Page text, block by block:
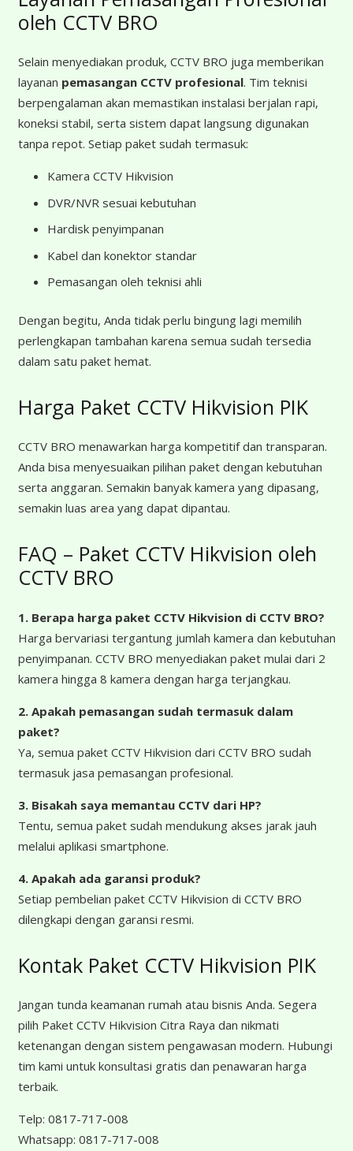
oleh CCTV BRO
Selain menyediakan produk, CCTV BRO juga memberikan
layanan pemasangan CCTV profesional. Tim teknisi
berpengalaman akan memastikan instalasi berjalan rapi,
koneksi stabil, serta sistem dapat langsung digunakan
tanpa repot. Setiap paket sudah termasuk:
Kamera CCTV Hikvision
DVR/NVR sesuai kebutuhan
Hardisk penyimpanan
Kabel dan konektor standar
Pemasangan oleh teknisi ahli
Dengan begitu, Anda tidak perlu bingung lagi memilih
perlengkapan tambahan karena semua sudah tersedia
dalam satu paket hemat.
Harga Paket CCTV Hikvision PIK
CCTV BRO menawarkan harga kompetitif dan transparan.
Anda bisa menyesuaikan pilihan paket dengan kebutuhan
serta anggaran. Semakin banyak kamera yang dipasang,
semakin luas area yang dapat dipantau.
FAQ – Paket CCTV Hikvision oleh
CCTV BRO
1. Berapa harga paket CCTV Hikvision di CCTV BRO?
Harga bervariasi tergantung jumlah kamera dan kebutuhan
penyimpanan. CCTV BRO menyediakan paket mulai dari 2
kamera hingga 8 kamera dengan harga terjangkau.
2. Apakah pemasangan sudah termasuk dalam
paket?
Ya, semua paket CCTV Hikvision dari CCTV BRO sudah
termasuk jasa pemasangan profesional.
3. Bisakah saya memantau CCTV dari HP?
Tentu, semua paket sudah mendukung akses jarak jauh
melalui aplikasi smartphone.
4. Apakah ada garansi produk?
Setiap pembelian paket CCTV Hikvision di CCTV BRO
dilengkapi dengan garansi resmi.
Kontak Paket CCTV Hikvision PIK
Jangan tunda keamanan rumah atau bisnis Anda. Segera
pilih Paket CCTV Hikvision Citra Raya dan nikmati
ketenangan dengan sistem pengawasan modern. Hubungi
tim kami untuk konsultasi gratis dan penawaran harga
terbaik.
Telp: 0817-717-008
Whatsapp: 0817-717-008